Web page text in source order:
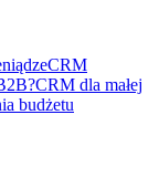
CRM
CRM dla małej
budżetu